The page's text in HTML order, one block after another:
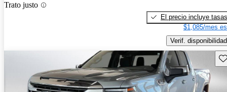
Trato justo
El precio incluye tasas
$1,085/mes
Verif. disponibilidad